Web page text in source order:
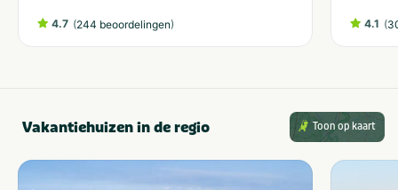
4.7 (244 beoordelingen) 4.1 (
Vakantiehuizen in de regio Toon op kaart